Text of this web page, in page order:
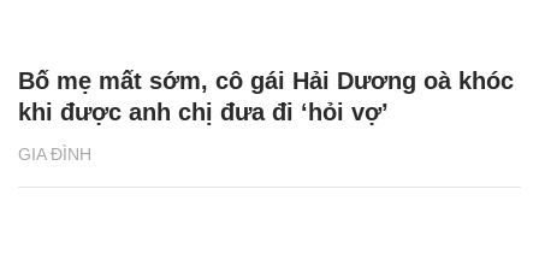
GIA ĐÌNH
Bố mẹ mất sớm, cô gái Hải Dương oà khóc
khi được anh chị đưa đi ‘hỏi vợ’